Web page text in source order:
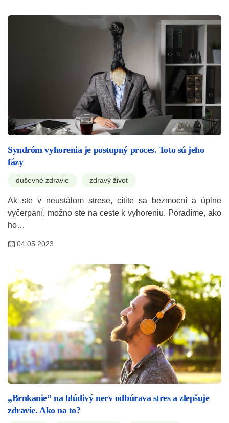
Syndróm vyhorenia je postupný proces. Toto sú jeho
fázy
duševné zdravie zdravý život
Ak ste v neustálom strese, cítite sa bezmocní a úplne
vyčerpaní, možno ste na ceste k vyhoreniu. Poradíme, ako
ho…
04.05.2023
„Brnkanie“ na blúdivý nerv odbúrava stres a zlepšuje
zdravie. Ako na to?